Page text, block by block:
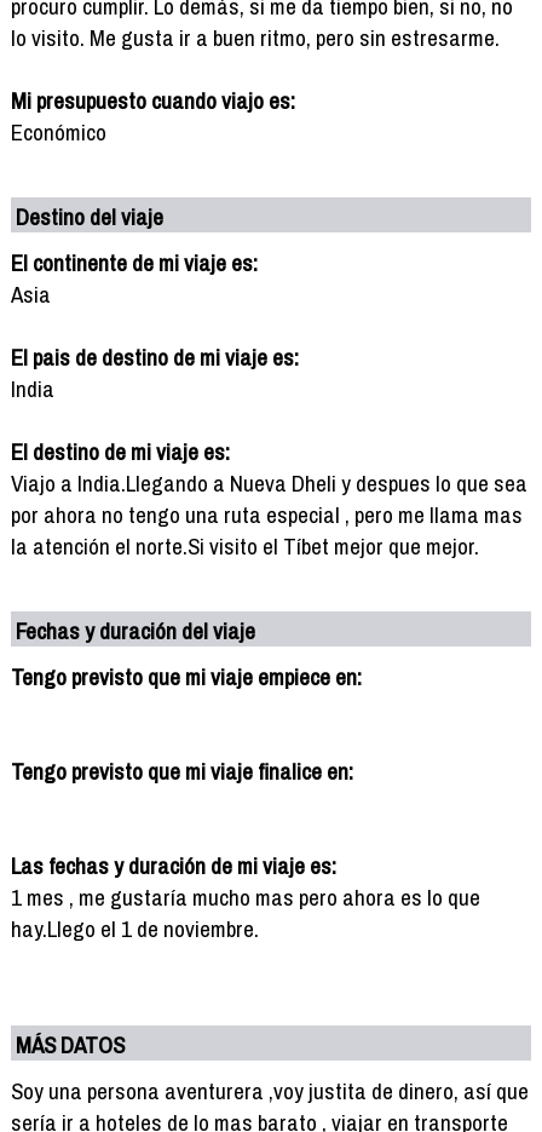
lo visito. Me gusta ir a buen ritmo, pero sin estresarme.
Mi presupuesto cuando viajo es:
Económico
Destino del viaje
El continente de mi viaje es:
Asia
El pais de destino de mi viaje es:
India
El destino de mi viaje es:
Viajo a India.Llegando a Nueva Dheli y despues lo que sea
por ahora no tengo una ruta especial , pero me llama mas
la atención el norte.Si visito el Tíbet mejor que mejor.
Fechas y duración del viaje
Tengo previsto que mi viaje empiece en:
Tengo previsto que mi viaje finalice en:
Las fechas y duración de mi viaje es:
1 mes , me gustaría mucho mas pero ahora es lo que
hay.Llego el 1 de noviembre.
MÁS DATOS
Soy una persona aventurera ,voy justita de dinero, así que
sería ir a hoteles de lo mas barato , viajar en transporte